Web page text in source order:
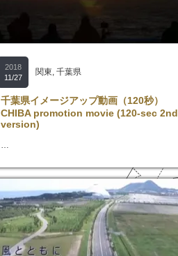
2018
11/27
関東, 千葉県
千葉県イメージアップ動画（120秒）
CHIBA promotion movie (120-sec 2nd
version)
…